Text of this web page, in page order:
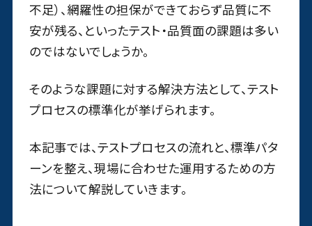
不足）、網羅性の担保ができておらず品質に不
安が残る、といったテスト・品質面の課題は多い
のではないでしょうか。
そのような課題に対する解決方法として、テスト
プロセスの標準化が挙げられます。
本記事では、テストプロセスの流れと、標準パタ
ーンを整え、現場に合わせた運用するための方
法について解説していきます。